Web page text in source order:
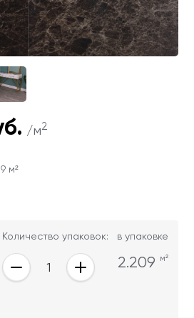
лицам
переданы третьим
лицам
переданы третьим
лицам
/м2
м²
Количество упаковок: в упаковке
2.209 м²